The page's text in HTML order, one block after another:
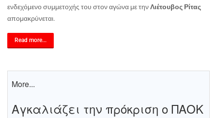
ενδεχόμενο συμμετοχής του στον αγώνα με τηνΛιέτουβος Ρίτας
απομακρύνεται.
Read more...
More...
Αγκαλιάζει την πρόκριση ο ΠΑΟΚ